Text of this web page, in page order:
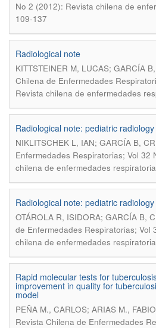
No 2 (2012): Revista chilena de
109-137
Radiological note
KITTSTEINER M, LUCAS; GARCÍA
Chilena de Enfermedades
Revista chilena de enfermedades
Radiological note: pediatric
NIKLITSCHEK L, IAN; GARCÍA B,
Enfermedades Respiratorias; Vol 32
chilena de enfermedades
Radiological note: pediatric
OTÁROLA R, ISIDORA; GARCÍA B,
de Enfermedades Respiratorias; Vol
chilena de enfermedades
Rapid molecular tests for
improvement in quality for
model
PEÑA M., CARLOS; ARIAS M.,
Revista Chilena de Enfermedades